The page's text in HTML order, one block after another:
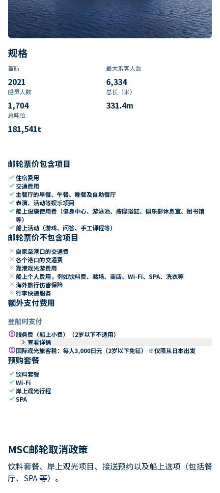
规格
首航
2021
最大乘客人数
6,334
船员人数
1,704
总长（米）
331.4m
总吨位
181,541t
邮轮票价包含项目
check住宿费用
check 交通费用
check 主餐厅的早餐、午餐、晚餐及自助餐厅
check表演、活动等娱乐项目
check船上设施使用费（健身中心、游泳池、按摩浴缸、俱乐部休息室、图书馆
等）
check船上活动（游戏、问答、手工课程等）
邮轮票价不包含项目
close 自家至港口的交通费
close 各个港口的交通费
close 靠港观光游费用
close 船上个人费用，例如饮料费、赌场、商店、Wi-Fi、SPA、洗衣等
close 海外旅行伤害保险
close 行李快递服务
额外支付费用
登船时支付
paid服务费（船上小费）（2岁以下不适用）
keyboard_arrow_right 查看详情
paid国际观光旅客税：每人3,000日元（2岁以下免征） ※仅限从日本出发
预购套餐
check饮料套餐
checkWi-Fi
check 岸上观光行程
checkSPA
MSC邮轮取消政策
饮料套餐、岸上观光项目、接送预约以及船上选项（包括餐
厅、SPA 等）。